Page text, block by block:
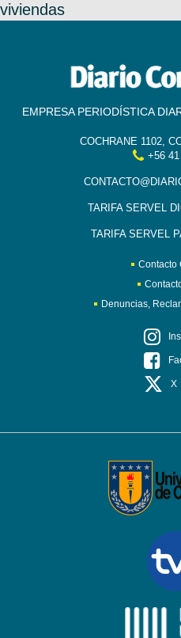
viviendas
EMPRESA PERIODÍSTICA
COCHRANE 1102,
+56
TARIFA SERVEL
TARIFA SERVEL
Contacto
Denuncias,
X